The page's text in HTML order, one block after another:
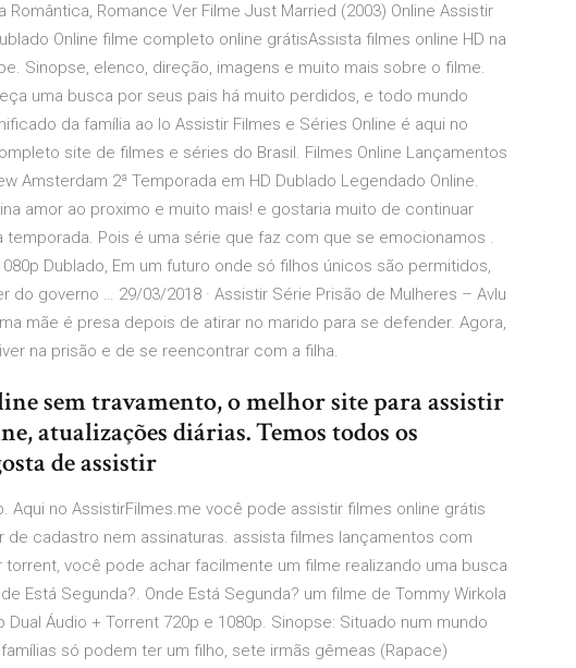
Romance Ver Filme Just Married (2003) Online Assistir
Online filme completo online grátisAssista filmes online HD na
Sinopse, elenco, direção, imagens e muito mais sobre o filme.
uma busca por seus pais há muito perdidos, e todo mundo
da família ao lo Assistir Filmes e Séries Online é aqui no
site de filmes e séries do Brasil. Filmes Online Lançamentos
Amsterdam 2ª Temporada em HD Dublado Legendado Online.
amor ao proximo e muito mais! e gostaria muito de continuar
temporada. Pois é uma série que faz com que se emocionamos .
Dublado, Em um futuro onde só filhos únicos são permitidos,
governo … 29/03/2018 · Assistir Série Prisão de Mulheres – Avlu
mãe é presa depois de atirar no marido para se defender. Agora,
na prisão e de se reencontrar com a filha.
sem travamento, o melhor site para assistir
atualizações diárias. Temos todos os
de assistir
Aqui no AssistirFilmes.me você pode assistir filmes online grátis
cadastro nem assinaturas. assista filmes lançamentos com
torrent, você pode achar facilmente um filme realizando uma busca
Está Segunda?. Onde Está Segunda? um filme de Tommy Wirkola
Dual Áudio + Torrent 720p e 1080p. Sinopse: Situado num mundo
só podem ter um filho, sete irmãs gêmeas (Rapace)